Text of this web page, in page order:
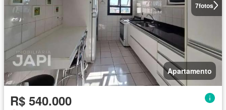
7fotos
Apartamento
R$ 540.000